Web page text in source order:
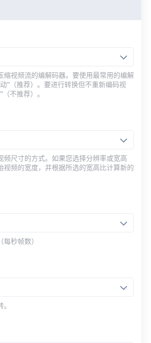
缩视频流的编解码器。要使用最常用的编解
”（推荐）。要进行转换但不重新编码视
不推荐）。
频尺寸的方式。如果您选择分辨率或宽高
视频的宽度，并根据所选的宽高比计算新的
每秒帧数）